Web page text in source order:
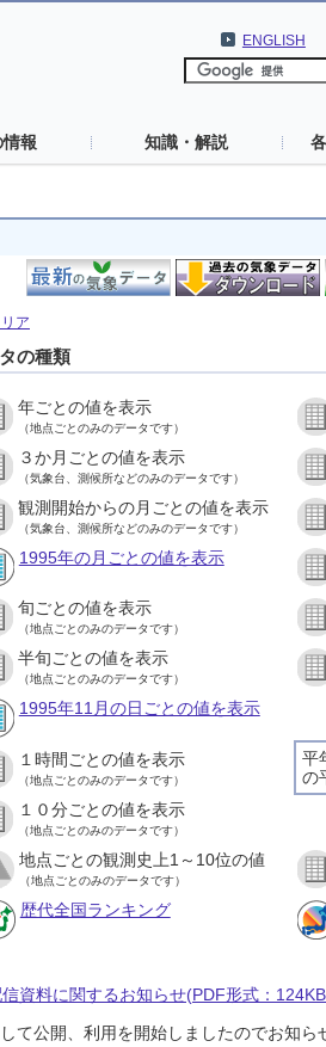
ENGLISH
報 知識・解説
ア
の種類
年ごとの値を表示
（地点ごとのみのデータです）
３か月ごとの値を表示
（気象台、測候所などのみのデータです）
観測開始からの月ごとの値を表示
（気象台、測候所などのみのデータです）
1995年の月ごとの値を表示
旬ごとの値を表示
（地点ごとのみのデータです）
半旬ごとの値を表示
（地点ごとのみのデータです）
1995年11月の日ごとの値を表示
平
の
１時間ごとの値を表示
（地点ごとのみのデータです）
１０分ごとの値を表示
（地点ごとのみのデータです）
地点ごとの観測史上1～10位の値
（地点ごとのみのデータです）
歴代全国ランキング
資料に関するお知らせ(PDF形式：124KB
て公開、利用を開始しましたのでお知ら